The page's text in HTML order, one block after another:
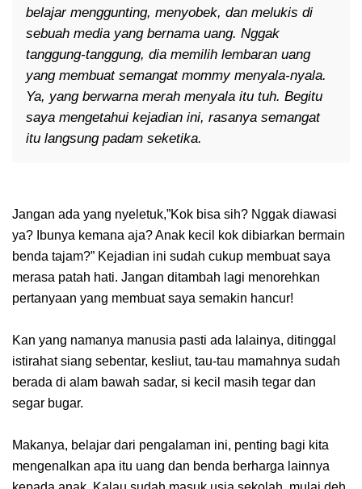
belajar menggunting, menyobek, dan melukis di
sebuah media yang bernama uang. Nggak
tanggung-tanggung, dia memilih lembaran uang
yang membuat semangat mommy menyala-nyala.
Ya, yang berwarna merah menyala itu tuh. Begitu
saya mengetahui kejadian ini, rasanya semangat
itu langsung padam seketika.
Jangan ada yang nyeletuk,”Kok bisa sih? Nggak diawasi
ya? Ibunya kemana aja? Anak kecil kok dibiarkan bermain
benda tajam?” Kejadian ini sudah cukup membuat saya
merasa patah hati. Jangan ditambah lagi menorehkan
pertanyaan yang membuat saya semakin hancur!
Kan yang namanya manusia pasti ada lalainya, ditinggal
istirahat siang sebentar, kesliut, tau-tau mamahnya sudah
berada di alam bawah sadar, si kecil masih tegar dan
segar bugar.
Makanya, belajar dari pengalaman ini, penting bagi kita
mengenalkan apa itu uang dan benda berharga lainnya